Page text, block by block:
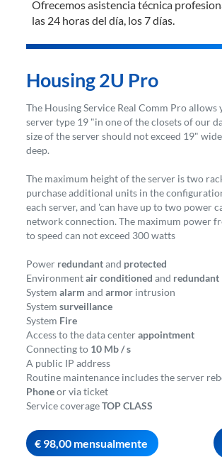
Ofrecemos asistencia técnica
las 24 horas del día, los 7 días.
Housing 2U Pro
The Housing Service Real Comm Pro allows
server type 19 "in one of the closets of our
size of the server should not exceed 19"
deep.
The maximum height of the server is two
purchase additional units in the
each server, and 'can have up to two power
network connection. The maximum power
to speed can not exceed 300 watts
Power redundantand protected
Environmentair conditionedand redundant
Systemalarmandarmor intrusion
Systemsurveillance
System Fire
Access to the data centerappointment
Connecting to 10 Mb / s
A public IP address
Routine maintenance includes the server
Phoneor via ticket
Service coverageTOP CLASS
€ 98,00 mensualmente